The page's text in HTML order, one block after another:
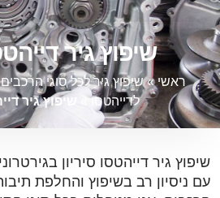
שיפוץ גיר
ראשי»שיפוץ גיר לכל סוגי הרכבים
לדייהטסו» שיפוץ גיר
שיפוץ גיר דייהטסו סיריון
עם ניסיון רב בשיפוץ והחלפת